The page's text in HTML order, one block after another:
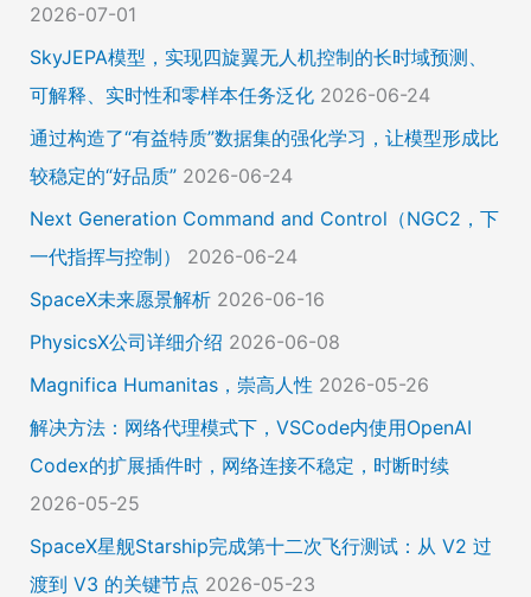
2026-07-01
SkyJEPA模型，实现四旋翼无人机控制的长时域预测、
可解释、实时性和零样本任务泛化 2026-06-24
通过构造了“有益特质”数据集的强化学习，让模型形成比
较稳定的“好品质” 2026-06-24
Next Generation Command and Control（NGC2，下
一代指挥与控制）
2026-06-24
SpaceX未来愿景解析 2026-06-16
PhysicsX公司详细介绍 2026-06-08
Magnifica Humanitas，崇高人性 2026-05-26
解决方法：网络代理模式下，VSCode内使用OpenAI
Codex的扩展插件时，网络连接不稳定，时断时续
2026-05-25
SpaceX星舰Starship完成第十二次飞行测试：从 V2 过
渡到 V3 的关键节点 2026-05-23